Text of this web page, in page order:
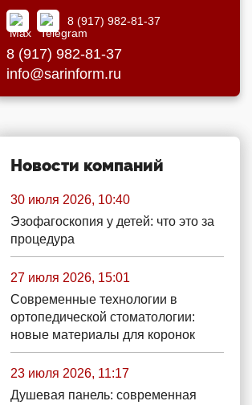
8 (917) 982-81-37
8 (917) 982-81-37
info@sarinform.ru
Новости компаний
30 июля 2026, 10:40
Эзофагоскопия у детей: что это за
процедура
27 июля 2026, 15:01
Современные технологии в
ортопедической стоматологии:
новые материалы для коронок
23 июля 2026, 11:17
Душевая панель: современная